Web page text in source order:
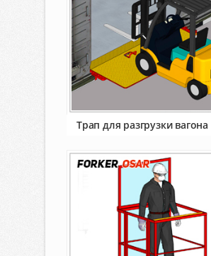
Трап для разгрузки вагона